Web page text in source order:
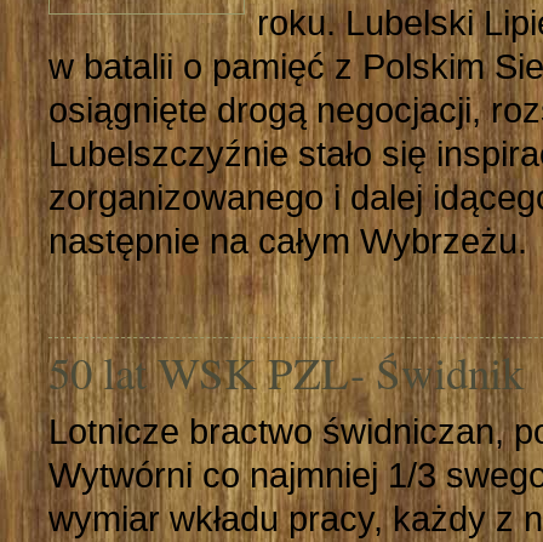
roku. Lubelski
w batalii o pamięć z Polskim
osiągnięte drogą negocjacji,
Lubelszczyźnie stało się
zorganizowanego i dalej
następnie na całym Wybrzeżu.
50 lat WSK PZL- Świdnik
Lotnicze bractwo świdniczan,
Wytwórni co najmniej 1/3
wymiar wkładu pracy, każdy z